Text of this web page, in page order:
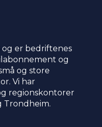
er bedriftenes
og
og store
Vi har
regionskontorer
Trondheim.